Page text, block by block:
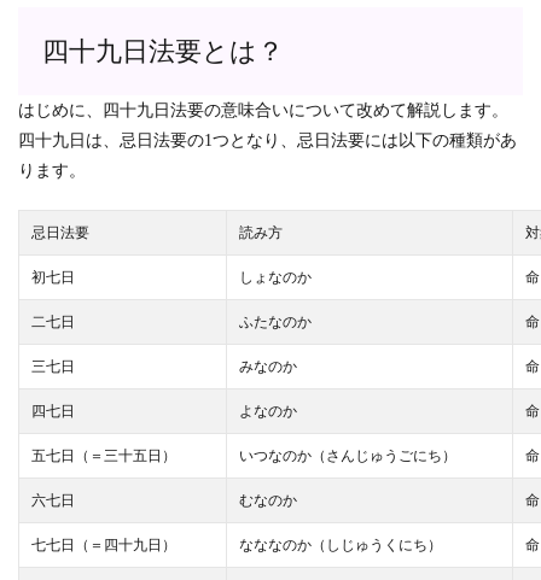
四十九日法要とは？
はじめに、四十九日法要の意味合いについて改めて解説します。
四十九日は、忌日法要の1つとなり、忌日法要には以下の種類があ
ります。
忌日法要 読み方
初七日 しょなのか
二七日 ふたなのか
三七日 みなのか
四七日 よなのか
五七日（＝三十五日） いつなのか（さんじゅうごにち）
六七日 むなのか
七七日（＝四十九日） なななのか（しじゅうくにち）